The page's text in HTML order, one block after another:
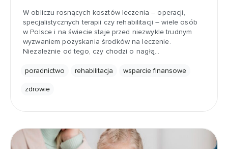
W obliczu rosnących kosztów leczenia – operacji,
specjalistycznych terapii czy rehabilitacji – wiele osób
w Polsce i na świecie staje przed niezwykle trudnym
wyzwaniem pozyskania środków na leczenie.
Niezależnie od tego, czy chodzi o nagłą…
poradnictwo rehabilitacja wsparcie finansowe
zdrowie